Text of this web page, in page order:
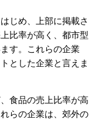
じめ、上部に掲載さ
比率が高く、都市型
す。これらの企業
とした企業と言えま
食品の売上比率が高
らの企業は、郊外の